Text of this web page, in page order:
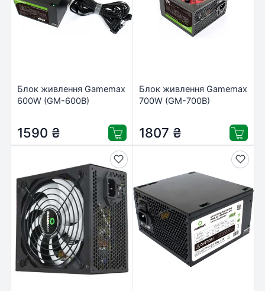
Блок живлення Gamemax
600W (GM-600B)
1590 ₴
Блок живлення Gamemax
700W (GM-700B)
1807 ₴